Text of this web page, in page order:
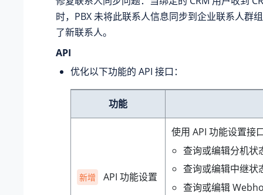
时，PBX 未将此联系人信息同步到企业联系人群
了新联系人。
API
优化以下功能的 API 接口：
功能
新增 API 功能设置
使用 API 功能设置接
查询或编辑分机状
查询或编辑中继状
查询或编辑